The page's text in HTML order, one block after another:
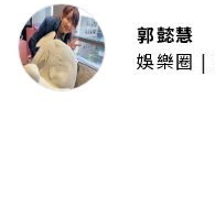
郭懿慧
娛樂圈 |